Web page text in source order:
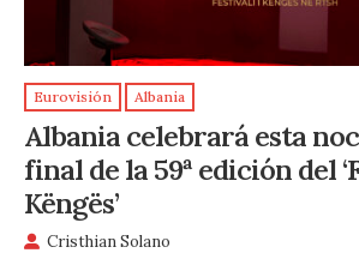
Eurovisión Albania
Albania celebrará esta
final de la 59ª edición del
Këngës’
Cristhian Solano